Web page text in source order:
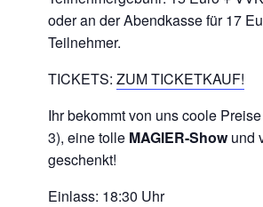
oder an der Abendkasse für 17
Teilnehmer.
TICKETS:ZUM TICKETKAUF!
Ihr bekommt von uns coole
3), eine tolle MAGIER-Showund
geschenkt!
Einlass: 18:30 Uhr